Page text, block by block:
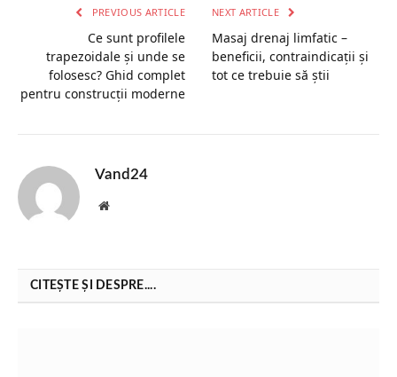
PREVIOUS ARTICLE
Ce sunt profilele
trapezoidale și unde se
folosesc? Ghid complet
pentru construcții moderne
NEXT ARTICLE
Masaj drenaj limfatic –
beneficii, contraindicații și
tot ce trebuie să știi
Vand24
Website
CITEȘTE ȘI DESPRE....